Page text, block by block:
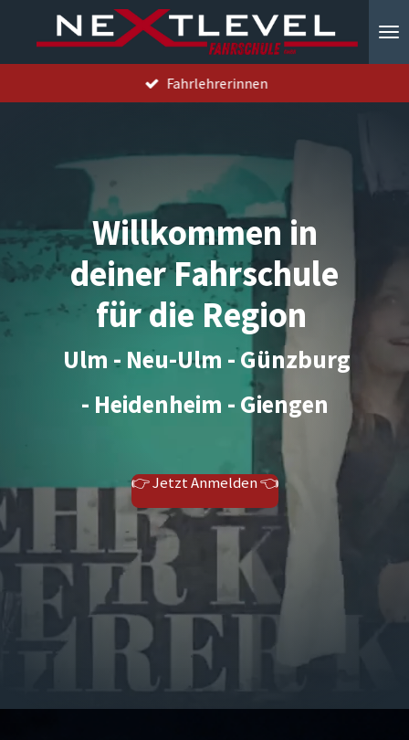
Hauptinhalt
springen
Fahrlehrerinnen
Willkommen in
deiner Fahrschule
für die Region
Ulm - Neu-Ulm - Günzburg
- Heidenheim - Giengen
👉 Jetzt Anmelden 👈